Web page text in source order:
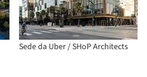
Sede da Uber / SHoP Architects